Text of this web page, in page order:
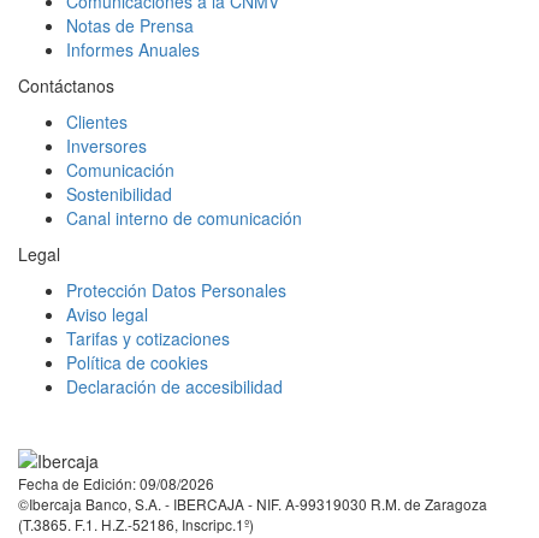
Notas de Prensa
Informes Anuales
Contáctanos
Clientes
Inversores
Comunicación
Sostenibilidad
Canal interno de comunicación
Legal
Protección Datos Personales
Aviso legal
Tarifas y cotizaciones
Política de cookies
Declaración de accesibilidad
Fecha de Edición: 09/08/2026
©Ibercaja Banco, S.A. - IBERCAJA - NIF. A-99319030 R.M. de Zaragoza
(T.3865. F.1. H.Z.-52186, Inscripc.1º)